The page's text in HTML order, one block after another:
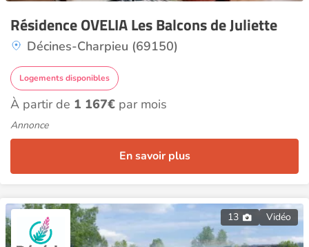
Résidence OVELIA Les Balcons de Juliette
Décines-Charpieu (69150)
Logements disponibles
À partir de 1 167€ par mois
Annonce
En savoir plus
13 Vidéo